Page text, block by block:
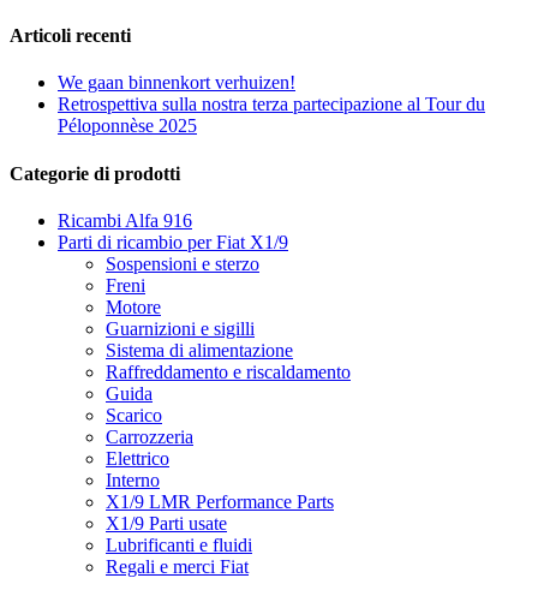
Articoli recenti
We gaan binnenkort verhuizen!
Retrospettiva sulla nostra terza partecipazione al Tour du
Péloponnèse 2025
Categorie di prodotti
Ricambi Alfa 916
Parti di ricambio per Fiat X1/9
Sospensioni e sterzo
Freni
Motore
Guarnizioni e sigilli
Sistema di alimentazione
Raffreddamento e riscaldamento
Guida
Scarico
Carrozzeria
Elettrico
Interno
X1/9 LMR Performance Parts
X1/9 Parti usate
Lubrificanti e fluidi
Regali e merci Fiat